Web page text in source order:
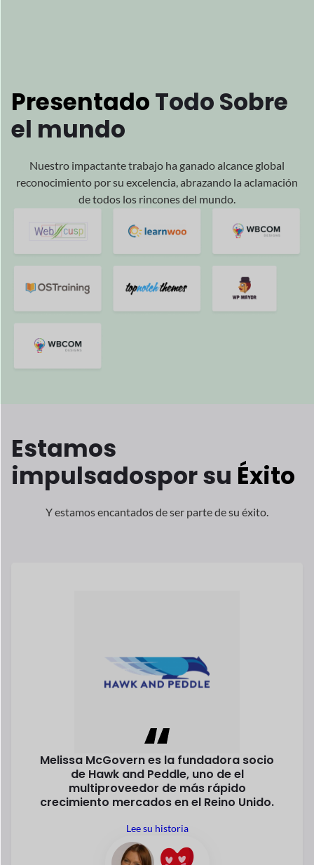
PresentadoTodoSobre
el mundo
Nuestro impactante trabajo ha ganado alcance global
reconocimiento por su excelencia, abrazando la aclamación
de todos los rincones del mundo.
Estamos
impulsadospor su Éxito
Y estamos encantados de ser parte de su éxito.
Melissa McGovern es la fundadora socio
de Hawk and Peddle, uno deel
multiproveedor de más rápido
crecimientomercados en el Reino Unido.
Lee su historia